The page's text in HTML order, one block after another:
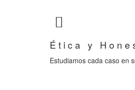
Ética y
Estudiamos cada caso en